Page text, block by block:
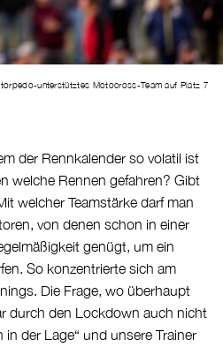
der Rennkalender so volatil ist
welche Rennen gefahren? Gibt
welcher Teamstärke darf man
von denen schon in einer
genügt, um ein
So konzentrierte sich am
Die Frage, wo überhaupt
durch den Lockdown auch nicht
in der Lage“ und unsere Trainer
torpedo-unterstütztes Motocross-Team auf Platz 7